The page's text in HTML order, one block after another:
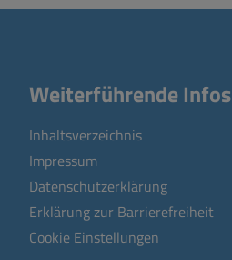
Weiterführende Infos
Inhaltsverzeichnis
Impressum
Datenschutzerklärung
Erklärung zur Barrierefreiheit
Cookie Einstellungen